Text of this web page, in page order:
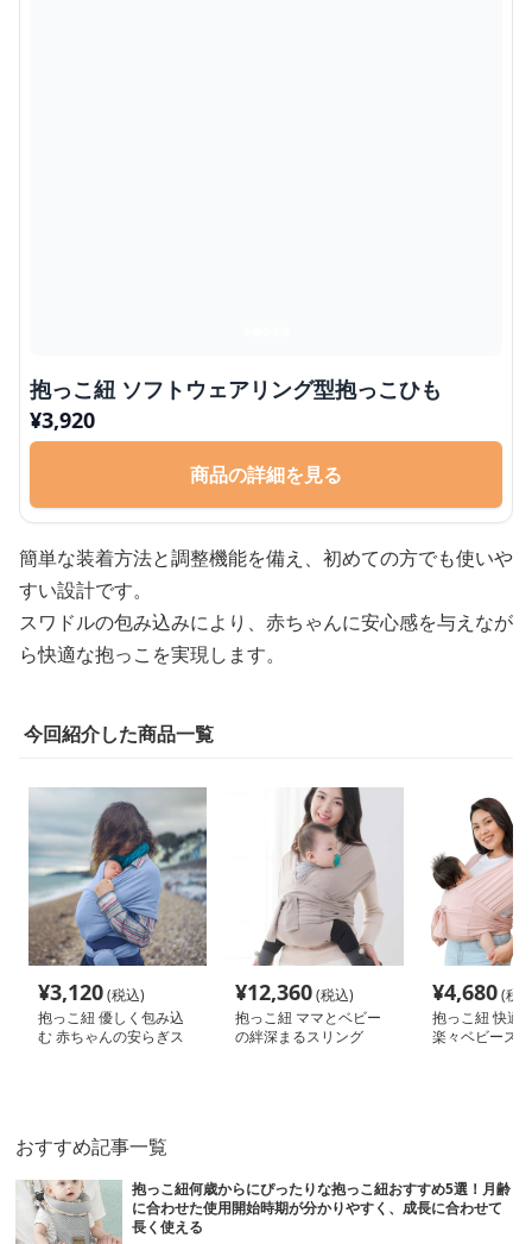
抱っこ紐 ソフトウェアリング型抱っこひも
¥3,920
商品の詳細を見る
簡単な装着方法と調整機能を備え、初めての方でも使いや
すい設計です。
スワドルの包み込みにより、赤ちゃんに安心感を与えなが
ら快適な抱っこを実現します。
今回紹介した商品一覧
¥3,120(税込)
抱っこ紐 優しく包み込
む 赤ちゃんの安らぎス
¥12,360(税込)
抱っこ紐 ママとベビー
の絆深まるスリング
¥4,680(税
抱っこ紐 快適
楽々ベビース
おすすめ記事一覧
抱っこ紐何歳からにぴったりな抱っこ紐おすすめ5選！月齢
に合わせた使用開始時期が分かりやすく、成長に合わせて
長く使える